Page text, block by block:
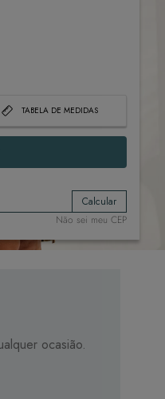
TABELA DE MEDIDAS
Calcular
Não sei meu CEP
ocasião.